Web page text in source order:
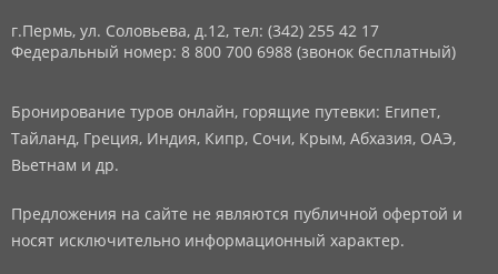
г.Пермь, ул. Соловьева, д.12, тел: (342) 255 42 17
Федеральный номер: 8 800 700 6988 (звонок бесплатный)
Бронирование туров онлайн, горящие путевки: Египет,
Тайланд, Греция, Индия, Кипр, Сочи, Крым, Абхазия, ОАЭ,
Вьетнам и др.
Предложения на сайте не являются публичной офертой и
носят исключительно информационный характер.